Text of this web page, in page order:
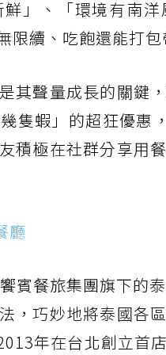
」、「環境有南
續、吃飽還能打包
其聲量成長的關鍵
隻蝦」的超狂優惠
積極在社群分享用
廳
賓餐旅集團旗下的
，巧妙地將泰國各
年在台北創立首